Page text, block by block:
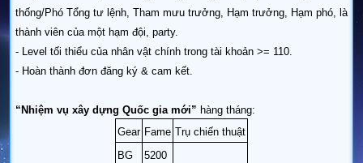
thống/Phó Tổng tư lệnh, Tham mưu trưởng, Hạm trưởng, Hạm phó, là
thành viên của một hạm đội, party.
- Level tối thiểu của nhân vật chính trong tài khoản >= 110.
- Hoàn thành đơn đăng ký & cam kết.
“Nhiệm vụ xây dựng Quốc gia mới” hàng tháng:
Gear Fame Trụ chiến thuật
BG
5200